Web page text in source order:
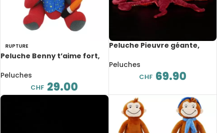
RUPTURE
Peluche Benny t’aime fort,
Peluches
CHF 29.00
Peluche Pieuvre géante,
animaux de mer, 85 cm
Peluches
CHF 69.90